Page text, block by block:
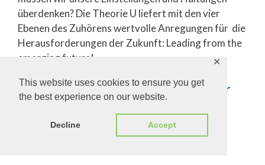
This website uses cookies to ensure you get
the best experience on our website.
Decline Accept
✕
überdenken? Die Theorie U liefert mit den vier
Ebenen des Zuhörens wertvolle Anregungen für die
Herausforderungen der Zukunft: Leading from the
emerging future!
Theorie U: Von der Zukunft her
führen: Presencing als soziale
Technik (3. Aufl.) – (Otto
Scharmer, 2014)